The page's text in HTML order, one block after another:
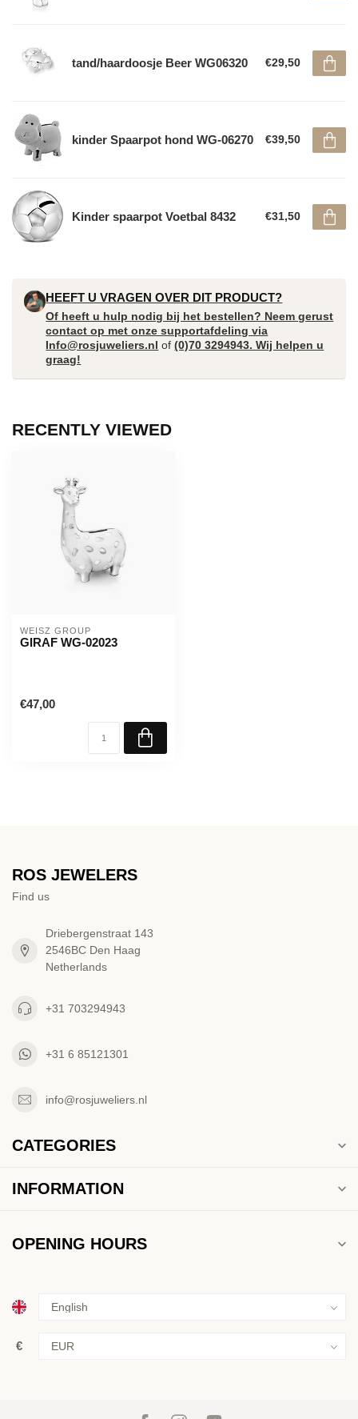
tand/haardoosje Beer WG06320 €29,50
kinder Spaarpot hond WG-06270 €39,50
Kinder spaarpot Voetbal 8432 €31,50
HEEFT U VRAGEN OVER DIT PRODUCT?
Of heeft u hulp nodig bij het bestellen? Neem gerust
contact op met onze supportafdeling via
Info@rosjuweliers.nl of(0)70 3294943. Wij helpen u
graag!
RECENTLY VIEWED
WEISZ GROUP
GIRAF WG-02023
€47,00
ROS JEWELERS
Find us
Driebergenstraat 143
2546BC Den Haag
Netherlands
+31 703294943
+31 6 85121301
info@rosjuweliers.nl
CATEGORIES
INFORMATION
OPENING HOURS
€